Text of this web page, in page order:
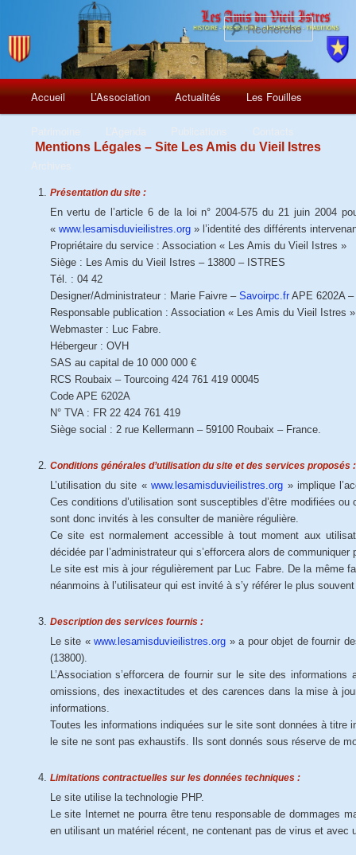
Menu
principal
Aller
principal
Accueil L’Association Actualités Les Fouilles
Mentions Légales – Site Les Amis du Vieil Istres
Présentation du site :
En vertu de l’article 6 de la loi n° 2004-575 du 21 juin 2004
« www.lesamisduvieilistres.org» l’identité des différents
Propriétaire du service : Association « Les Amis du Vieil Istres »
Siège : Les Amis du Vieil Istres – 13800 – ISTRES
Tél. : 04 42
Designer/Administrateur : Marie Faivre – Savoirpc.frAPE 6202A –
Responsable publication : Association « Les Amis du Vieil Istres
Webmaster : Luc Fabre.
Hébergeur : OVH
SAS au capital de 10 000 000 €
RCS Roubaix – Tourcoing 424 761 419 00045
Code APE 6202A
N° TVA : FR 22 424 761 419
Siège social : 2 rue Kellermann – 59100 Roubaix – France.
Conditions générales d’utilisation du site et des services proposés :
L’utilisation du site «www.lesamisduvieilistres.org » implique
Ces conditions d’utilisation sont susceptibles d’être modifiées
sont donc invités à les consulter de manière régulière.
Ce site est normalement accessible à tout moment aux
décidée par l’administrateur qui s’efforcera alors de
Le site est mis à jour régulièrement par Luc Fabre. De la même
néanmoins à l’utilisateur qui est invité à s’y référer le plus
Description des services fournis :
Le site « www.lesamisduvieilistres.org » a pour objet de fournir
(13800).
L’Association s’efforcera de fournir sur le site des
omissions, des inexactitudes et des carences dans la mise à
informations.
Toutes les informations indiquées sur le site sont données à titre
le site ne sont pas exhaustifs. Ils sont donnés sous réserve de
Limitations contractuelles sur les données techniques :
Le site utilise la technologie PHP.
Le site Internet ne pourra être tenu responsable de dommages
en utilisant un matériel récent, ne contenant pas de virus et avec